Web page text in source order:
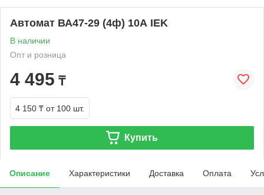
Автомат ВА47-29 (4ф) 10А IEK
В наличии
Опт и розница
4 495 ₸
4 150 ₸ от 100 шт.
Купить
Описание Характеристики Доставка Оплата